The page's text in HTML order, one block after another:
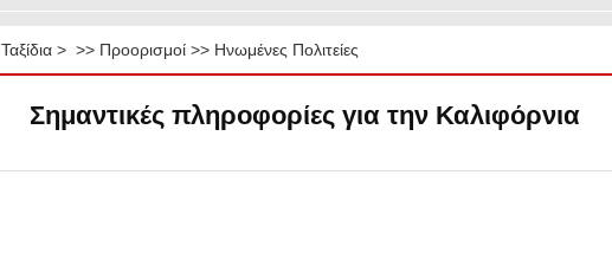
Ταξίδια> >> Προορισμοί>> Ηνωμένες Πολιτείες
Σημαντικές πληροφορίες για την Καλιφόρνια